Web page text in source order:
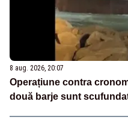
8 aug. 2026, 20:07
Operațiune contra
două barje sunt